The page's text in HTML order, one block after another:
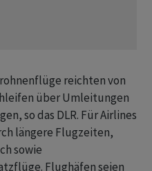
reichten von
über Umleitungen
so das DLR. Für Airlines
längere Flugzeiten,
sowie
Flughäfen seien